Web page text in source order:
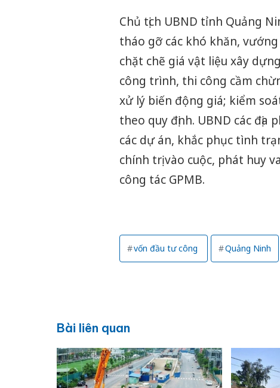
Chủ tịch UBND tỉnh Quảng
tháo gỡ các khó khăn,
chặt chẽ giá vật liệu xây
công trình, thi công cầm
xử lý biến động giá; kiểm
theo quy định. UBND các
các dự án, khắc phục tình
chính trị vào cuộc, phát huy
công tác GPMB.
vốn đầu tư công Quảng Ninh
Bài liên quan